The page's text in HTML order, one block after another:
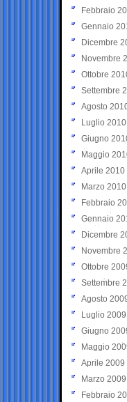
Febbraio
Gennaio
Dicembre
Novembre
Ottobre
Settembre
Agosto
Luglio 2010
Giugno
Maggio
Aprile 2010
Marzo 2010
Febbraio
Gennaio
Dicembre
Novembre
Ottobre
Settembre
Agosto
Luglio 2009
Giugno
Maggio
Aprile 2009
Marzo 2009
Febbraio